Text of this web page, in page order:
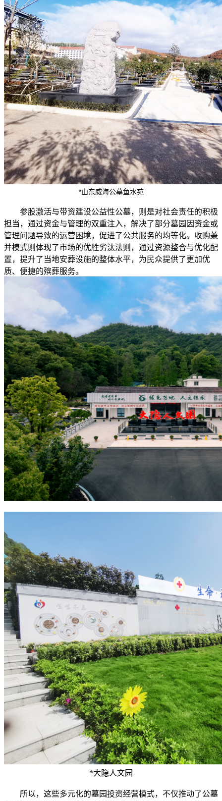
*山东威海公墓鱼水苑
参股激活与带资建设公益性公墓，则是对社会责任的积极
担当，通过资金与管理的双重注入，解决了部分墓园因资金或
管理问题导致的运营困境，促进了公共服务的均等化。收购兼
并模式则体现了市场的优胜劣汰法则，通过资源整合与优化配
置，提升了当地安葬设施的整体水平，为民众提供了更加优
质、便捷的殡葬服务。
*大隐人文园
所以，这些多元化的墓园投资经营模式，不仅推动了公墓